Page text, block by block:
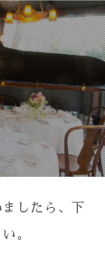
したら、下
。